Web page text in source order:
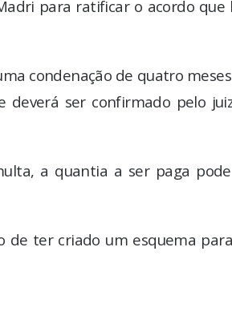
para ratificar o acordo que
condenação de quatro
deverá ser confirmado pelo
a quantia a ser paga
de ter criado um esquema